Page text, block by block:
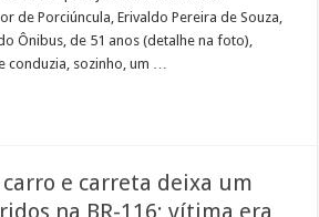
de Porciúncula, Erivaldo Pereira de Souza,
Ônibus, de 51 anos (detalhe na foto),
conduzia, sozinho, um …
e carreta deixa um
na BR-116; vítima era